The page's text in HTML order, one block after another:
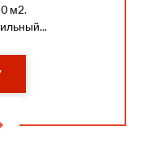
м2.